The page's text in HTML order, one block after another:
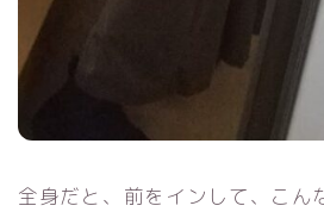
全身だと、前をインして、こん